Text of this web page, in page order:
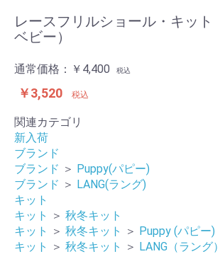
レースフリルショール・キット
ベビー）
通常価格： ￥4,400 税込
￥3,520 税込
関連カテゴリ
新入荷
ブランド
ブランド ＞ Puppy(パピー)
ブランド ＞ LANG(ラング)
キット
キット
＞ 秋冬キット
キット
＞ 秋冬キット ＞ Puppy (パピー)
キット
＞ 秋冬キット ＞ LANG（ラング）